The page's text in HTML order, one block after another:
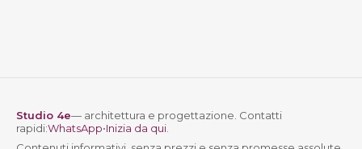
Studio 4e— architettura e progettazione. Contatti
rapidi:WhatsApp•Inizia da qui